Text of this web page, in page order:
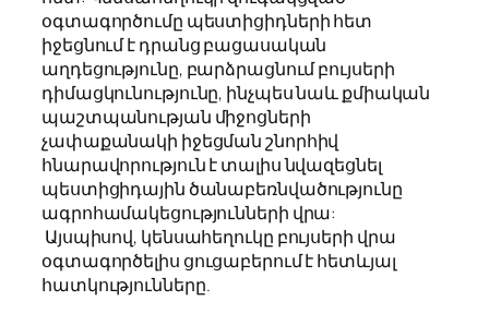
օգտագործումը պեստիցիդների հետ
իջեցնում է դրանց բացասական
աղդեցությունը, բարձրացնում բույսերի
դիմացկունությունը, ինչպես նաև քմիական
պաշտպանության միջոցների
չափաքանակի իջեցման շնորհիվ
հնարավորություն է տալիս նվազեցնել
պեստիցիդային ծանաբեռնվածությունը
ագրոհամակեցությունների վրա:
Այսպիսով, կենսահեղուկը բույսերի վրա
օգտագործելիս ցուցաբերում է հետևյալ
հատկությունները.